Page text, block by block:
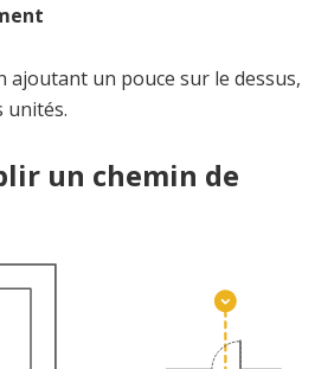
ajoutant un pouce sur le dessus,
unités.
un chemin de